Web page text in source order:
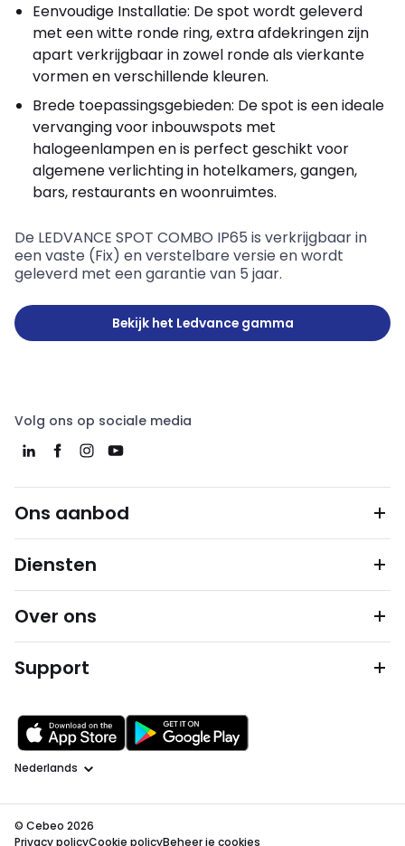
Eenvoudige Installatie: De spot wordt geleverd
met een witte ronde ring, extra afdekringen zijn
apart verkrijgbaar in zowel ronde als vierkante
vormen en verschillende kleuren.
Brede toepassingsgebieden: De spot is een ideale
vervanging voor inbouwspots met
halogeenlampen en is perfect geschikt voor
algemene verlichting in hotelkamers, gangen,
bars, restaurants en woonruimtes.
De LEDVANCE SPOT COMBO IP65 is verkrijgbaar in
een vaste (Fix) en verstelbare versie en wordt
geleverd met een garantie van 5 jaar.
Bekijk het Ledvance gamma
Volg ons op sociale media
Ons aanbod
Diensten
Over ons
Support
Taal
© Cebeo 2026
Privacy policyCookie policyBeheer je cookies